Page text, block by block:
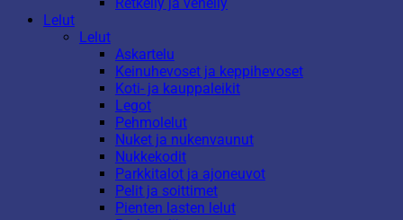
Lelut
Lelut
Askartelu
Keinuhevoset ja keppihevoset
Koti- ja kauppaleikit
Legot
Pehmolelut
Nuket ja nukenvaunut
Nukkekodit
Parkkitalot ja ajoneuvot
Pelit ja soittimet
Pienten lasten lelut